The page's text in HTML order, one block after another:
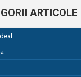
ARTICOLE